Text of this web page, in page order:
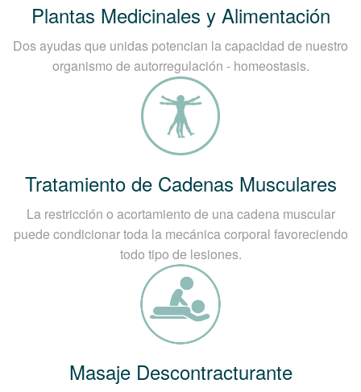
Plantas Medicinales y Alimentación
Dos ayudas que unidas potencian la capacidad de nuestro
organismo de autorregulación - homeostasis.
Tratamiento de Cadenas Musculares
La restricción o acortamiento de una cadena muscular
puede condicionar toda la mecánica corporal favoreciendo
todo tipo de lesiones.
Masaje Descontracturante